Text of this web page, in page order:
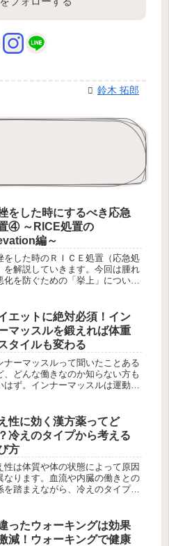
鈴木 拓郎
をした時にするべき応急
④ ～RICE処置の
編～
をした時のＲＩＣＥ処置（応急処
を解説していきます。今回は腫れ
化を防ぐための「挙上」について
エットに絶対必須！イン
マッスルを鍛えれば体重
タイルも変わる
ナーマッスルって聞いたことある
、どんな働きなのか知らない方も
はず。インナーマッスルは運動能
をご説明します！ | ほっと鍼灸接
の健康＆美容じゅく
性に効く漢方薬ってど
冷えのタイプから考える
方
性は体質や体の状態によって原因
なります。血流や内臓の働きとの
を踏まえながら、冷えのタイプ別
ったウォーキングは効果
減！ウォーキングで健康